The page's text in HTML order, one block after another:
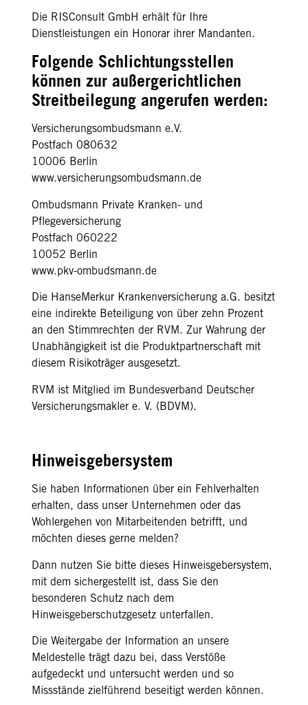
Die RISConsult GmbH erhält für Ihre
Dienstleistungen ein Honorar ihrer Mandanten.
Folgende Schlichtungsstellen
können zur außergerichtlichen
Streitbeilegung angerufen werden:
Versicherungsombudsmann e.V.
Postfach 080632
10006 Berlin
www.versicherungsombudsmann.de
Ombudsmann Private Kranken- und
Pflegeversicherung
Postfach 060222
10052 Berlin
www.pkv-ombudsmann.de
Die HanseMerkur Krankenversicherung a.G. besitzt
eine indirekte Beteiligung von über zehn Prozent
an den Stimmrechten der RVM. Zur Wahrung der
Unabhängigkeit ist die Produktpartnerschaft mit
diesem Risikoträger ausgesetzt.
RVM ist Mitglied im Bundesverband Deutscher
Versicherungsmakler e. V. (BDVM).
Hinweisgebersystem
Sie haben Informationen über ein Fehlverhalten
erhalten, dass unser Unternehmen oder das
Wohlergehen von Mitarbeitenden betrifft, und
möchten dieses gerne melden?
Dann nutzen Sie bitte dieses Hinweisgebersystem,
mit dem sichergestellt ist, dass Sie den
besonderen Schutz nach dem
Hinweisgeberschutzgesetz unterfallen.
Die Weitergabe der Information an unsere
Meldestelle trägt dazu bei, dass Verstöße
aufgedeckt und untersucht werden und so
Missstände zielführend beseitigt werden können.